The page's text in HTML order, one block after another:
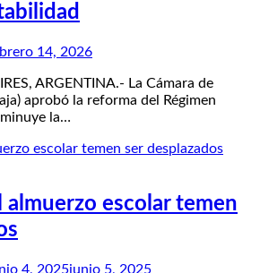
14, 2026
ARGENTINA.- La Cámara de
aprobó la reforma del Régimen
la…
almuerzo escolar temen
4, 2025junio 5, 2025